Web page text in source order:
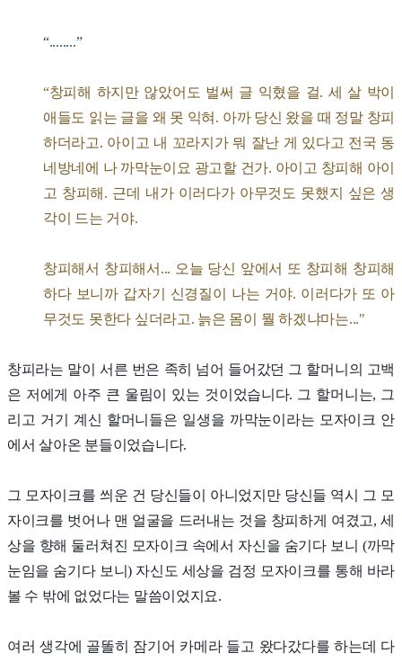
“........”
“창피해 하지만 않았어도 벌써 글 익혔을 걸. 세 살 박이
애들도 읽는 글을 왜 못 익혀. 아까 당신 왔을 때 정말 창피
하더라고. 아이고 내 꼬라지가 뭐 잘난 게 있다고 전국 동
네방네에 나 까막눈이요 광고할 건가. 아이고 창피해 아이
고 창피해. 근데 내가 이러다가 아무것도 못했지 싶은 생
각이 드는 거야.
창피해서 창피해서... 오늘 당신 앞에서 또 창피해 창피해
하다 보니까 갑자기 신경질이 나는 거야. 이러다가 또 아
무것도 못한다 싶더라고. 늙은 몸이 뭘 하겠냐마는..."
창피라는 말이 서른 번은 족히 넘어 들어갔던 그 할머니의 고백
은 저에게 아주 큰 울림이 있는 것이었습니다. 그 할머니는, 그
리고 거기 계신 할머니들은 일생을 까막눈이라는 모자이크 안
에서 살아온 분들이었습니다.
그 모자이크를 씌운 건 당신들이 아니었지만 당신들 역시 그 모
자이크를 벗어나 맨 얼굴을 드러내는 것을 창피하게 여겼고, 세
상을 향해 둘러쳐진 모자이크 속에서 자신을 숨기다 보니 (까막
눈임을 숨기다 보니) 자신도 세상을 검정 모자이크를 통해 바라
볼 수 밖에 없었다는 말씀이었지요.
여러 생각에 골똘히 잠기어 카메라 들고 왔다갔다를 하는데 다